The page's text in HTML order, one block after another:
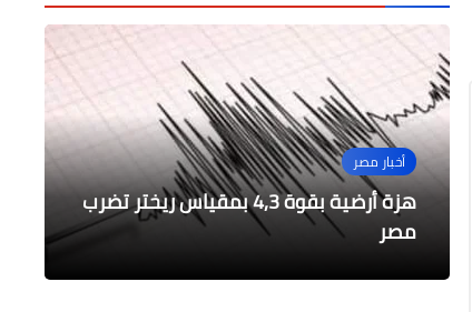
أخبار مصر
هزة أرضية بقوة 4,3 بمقياس ريختر تضرب
مصر
أخبار مصر
الراحل الدكتور نبيل العربي يتوج بوسام
الشمس المشرقة من امبراطور اليابان
أخبار مصر
الأرصاد:حالة من عدم الاستقرار في
الأحوال الجوية تبدأ الخميس
التعليم
مدير تعليم القليوبية يتفقد معرض
الأنشطة ضمن مبادرة "بداية جديدة
لإنسان جديد "
فن
يا ليتها تعود أمسية فنية تجمع سلوى
زكري بصبري إسكندر